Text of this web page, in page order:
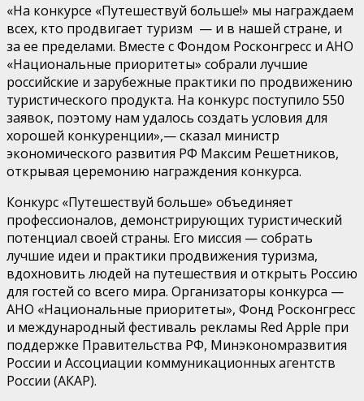
«На конкурсе «Путешествуй больше!» мы награждаем
всех, кто продвигает туризм — и в нашей стране, и
за ее пределами. Вместе с Фондом Росконгресс и АНО
«Национальные приоритеты» собрали лучшие
российские и зарубежные практики по продвижению
туристического продукта. На конкурс поступило 550
заявок, поэтому нам удалось создать условия для
хорошей конкуренции»,—сказал министр
экономического развития РФ Максим Решетников,
открывая церемонию награждения конкурса.
Конкурс «Путешествуй больше» объединяет
профессионалов, демонстрирующих туристический
потенциал своей страны. Его миссия — собрать
лучшие идеи и практики продвижения туризма,
вдохновить людей на путешествия и открыть Россию
для гостей со всего мира. Организаторы конкурса —
АНО «Национальные приоритеты», Фонд Росконгресс
и международный фестиваль рекламы Red Apple при
поддержке Правительства РФ, Минэкономразвития
России и Ассоциации коммуникационных агентств
России (АКАР).